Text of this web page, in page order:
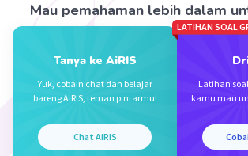
Community Level 73
05 Oktober 2023 08:27
peninggalan atau benda kuno
Mau pemahaman lebih dalam
Tanya ke AiRIS
Yuk, cobain chat dan belajar
bareng AiRIS, teman pintarmu!
Chat AiRIS
LATIHAN SOAL
Latihan
kamu mau